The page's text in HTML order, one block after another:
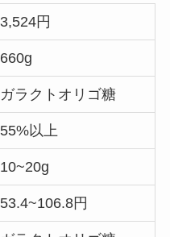
3,524円
660g
ガラクトオリゴ糖
55%以上
10~20g
53.4~106.8円